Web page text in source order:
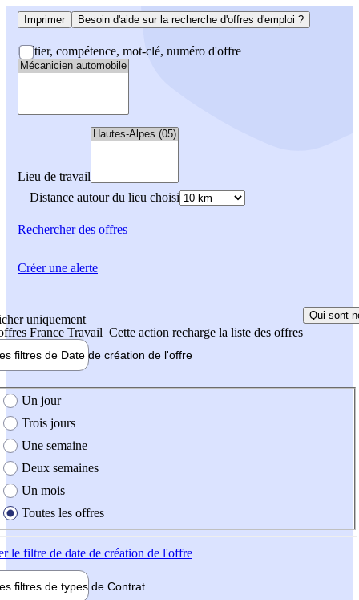
Imprimer Besoin d'aide sur la recherche d'offres d'emploi ?
Métier, compétence, mot-clé, numéro d'offre
Lieu de travail
Distance autour du lieu choisi
Rechercherdes offres
uniquement
France Travail Cette action recharge la liste des offres
Qui sont
filtres de Date de création de l'offre
création de l'offre
Un jour
Trois jours
Une semaine
Deux semaines
Un mois
Toutes les offres
le filtre de date de création de l'offre
filtres de types de Contrat
Créer une alerte